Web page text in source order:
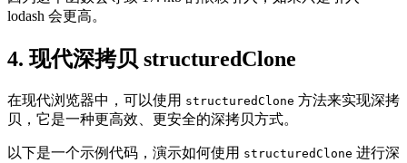
lodash 会更高。
4. 现代深拷贝 structuredClone
在现代浏览器中，可以使用 structuredClone 方法来实现深拷
贝，它是一种更高效、更安全的深拷贝方式。
以下是一个示例代码，演示如何使用 structuredClone 进行深